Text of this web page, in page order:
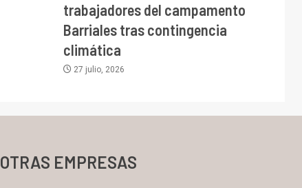
trabajadores del campamento
Barriales tras contingencia
climática
27 julio, 2026
OTRAS EMPRESAS